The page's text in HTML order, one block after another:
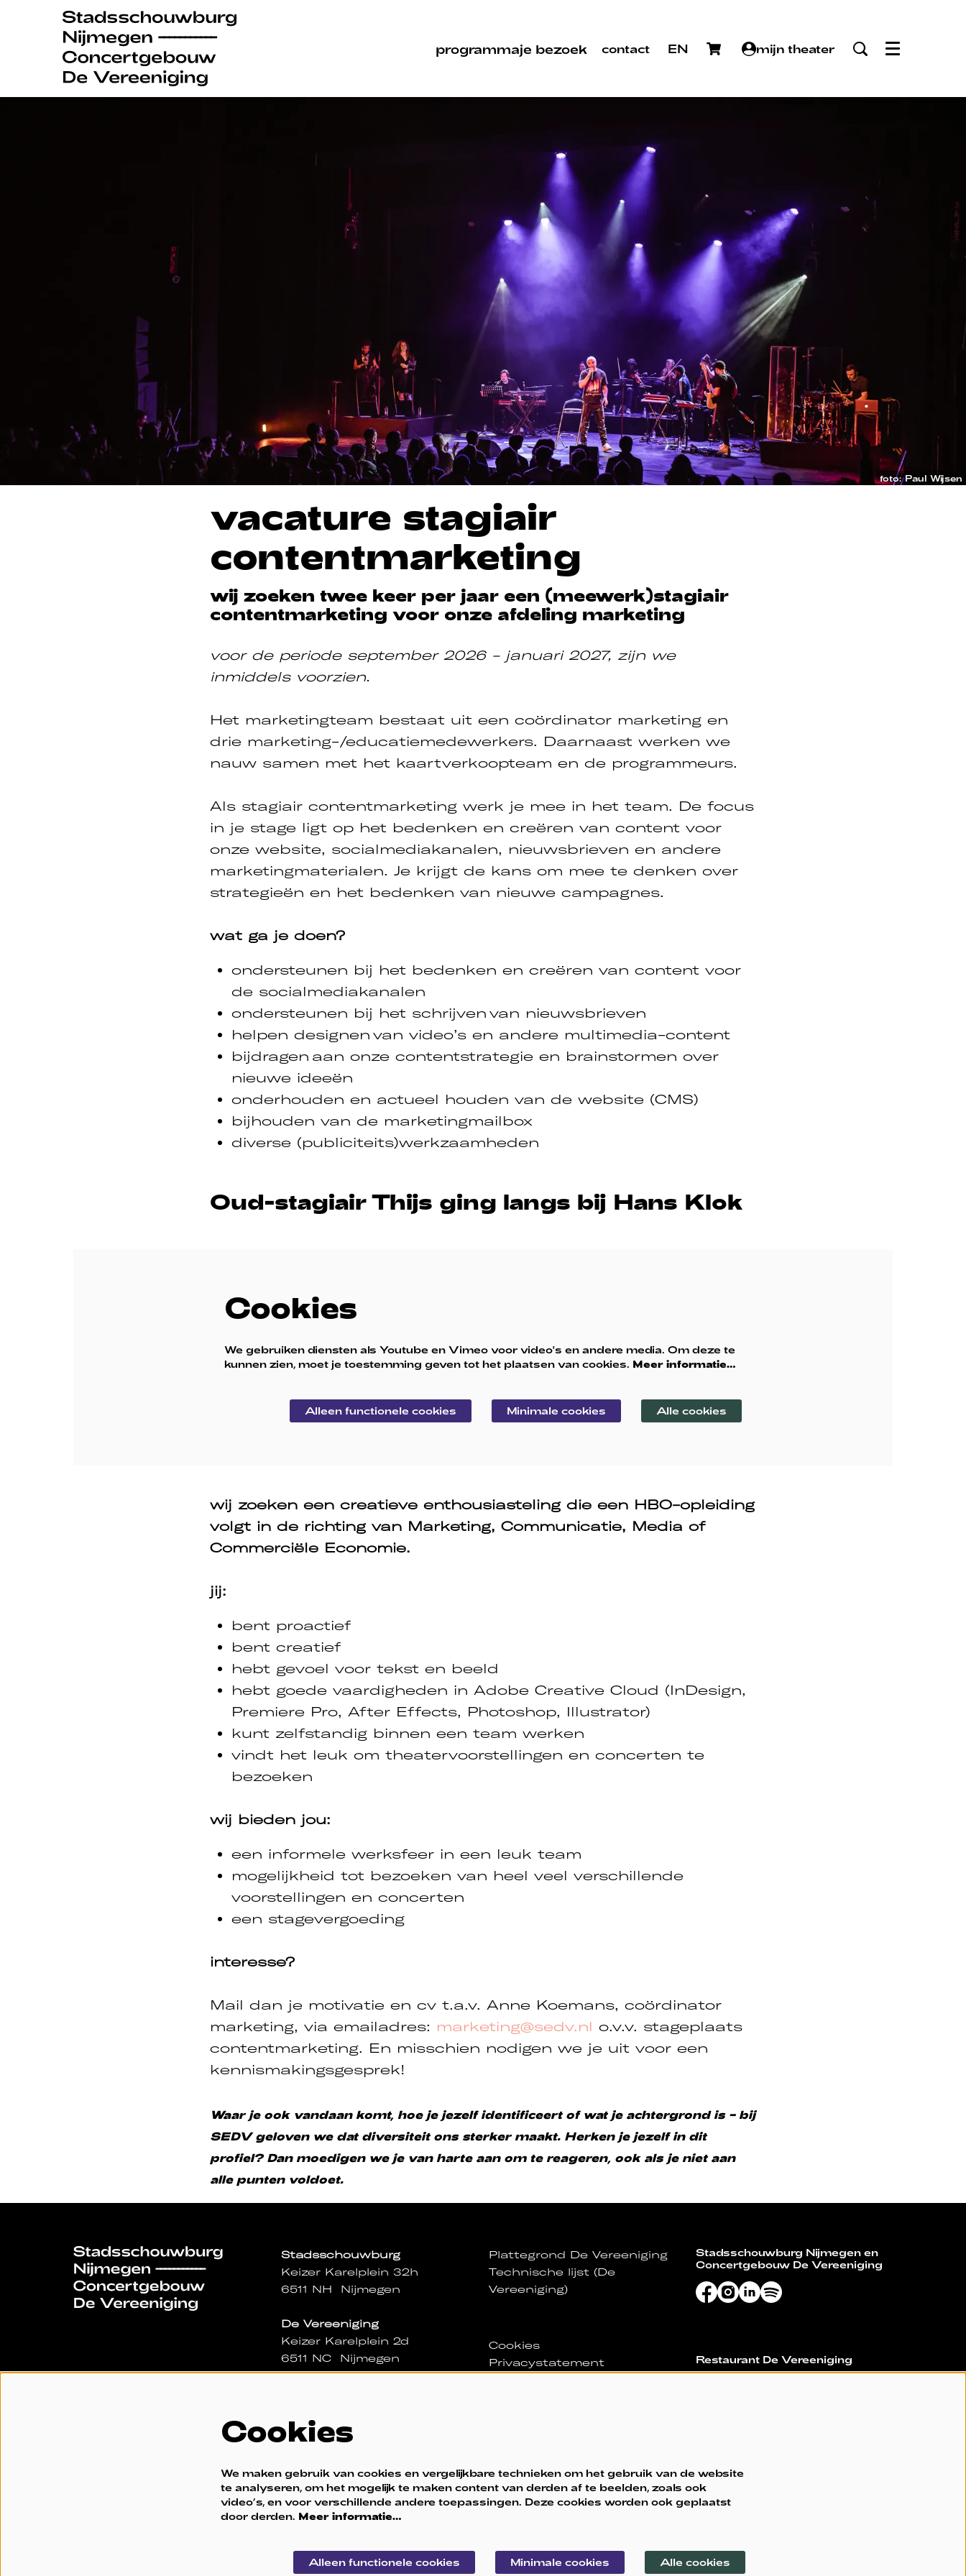
programmaje bezoek contact EN mijn theater Menu
foto: Paul Wijsen
vacature stagiair
contentmarketing
wij zoeken twee keer per jaar een (meewerk)stagiair
contentmarketing voor onze afdeling marketing
voor de periode september 2026 - januari 2027, zijn we
inmiddels voorzien.
Het marketingteam bestaat uit een coördinator marketing en
drie marketing-/educatiemedewerkers. Daarnaast werken we
nauw samen met het kaartverkoopteam en de programmeurs.
Als stagiair contentmarketing werk je mee in het team. De focus
in je stage ligt op het bedenken en creëren van content voor
onze website, socialmediakanalen, nieuwsbrieven en andere
marketingmaterialen. Je krijgt de kans om mee te denken over
strategieën en het bedenken van nieuwe campagnes.
wat ga je doen?
ondersteunen bij het bedenken en creëren van content voor
de socialmediakanalen
ondersteunen bij het schrijven van nieuwsbrieven
helpen designen van video’s en andere multimedia-content
bijdragen aan onze contentstrategie en brainstormen over
nieuwe ideeën
onderhouden en actueel houden van de website (CMS)
bijhouden van de marketingmailbox
diverse (publiciteits)werkzaamheden
Oud-stagiair Thijs ging langs bij Hans Klok
Cookies
We gebruiken diensten als Youtube en Vimeo voor video's en andere media. Om deze te
kunnen zien, moet je toestemming geven tot het plaatsen van cookies. Meer informatie…
Alleen functionele cookies Minimale cookies Alle cookies
wij zoeken een creatieve enthousiasteling die een HBO-opleiding
volgt in de richting van Marketing, Communicatie, Media of
Commerciële Economie.
jij:
bent proactief
bent creatief
hebt gevoel voor tekst en beeld
hebt goede vaardigheden in Adobe Creative Cloud (InDesign,
Premiere Pro, After Effects, Photoshop, Illustrator)
kunt zelfstandig binnen een team werken
vindt het leuk om theatervoorstellingen en concerten te
bezoeken
wij bieden jou:
een informele werksfeer in een leuk team
mogelijkheid tot bezoeken van heel veel verschillende
voorstellingen en concerten
een stagevergoeding
interesse?
Mail dan je motivatie en cv t.a.v. Anne Koemans, coördinator
marketing, via emailadres: marketing@sedv.nl o.v.v. stageplaats
contentmarketing. En misschien nodigen we je uit voor een
kennismakingsgesprek!
Waar je ook vandaan komt, hoe je jezelf identificeert of wat je achtergrond is – bij
SEDV geloven we dat diversiteit ons sterker maakt. Herken je jezelf in dit
profiel? Dan moedigen we je van harte aan om te reageren, ook als je niet aan
alle punten voldoet.
Stadsschouwburg
Keizer Karelplein 32h
6511 NH Nijmegen
De Vereeniging
Keizer Karelplein 2d
6511 NC Nijmegen
Geopend van wo t/m za 11:00
024 322 11 00
kassa@sedv.nl
Plattegrond De Vereeniging
Technische lijst (De
Vereeniging)
Cookies
Privacystatement
Stadsschouwburg Nijmegen en
Concertgebouw De Vereeniging
Restaurant De Vereeniging
Cookies
We maken gebruik van cookies en vergelijkbare technieken om het gebruik van de website
te analyseren, om het mogelijk te maken content van derden af te beelden, zoals ook
video’s, en voor verschillende andere toepassingen. Deze cookies worden ook geplaatst
door derden. Meer informatie…
Alleen functionele cookies Minimale cookies Alle cookies